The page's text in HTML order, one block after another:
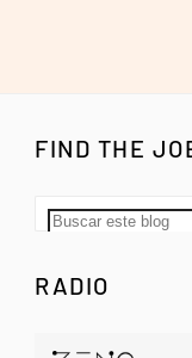
FIND THE
RADIO